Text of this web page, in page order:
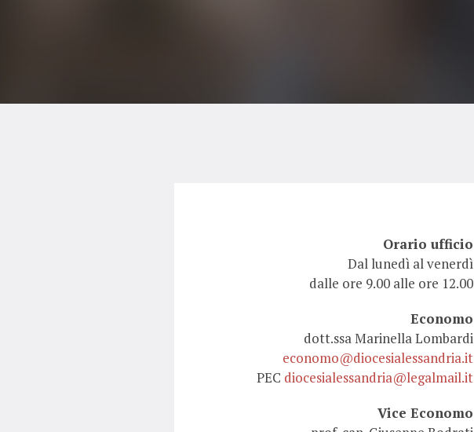
Orario ufficio
Dal lunedì al venerdì
dalle ore 9.00 alle ore 12.00
Economo
dott.ssa Marinella Lombardi
economo@diocesialessandria.it
PEC diocesialessandria@legalmail.it
Vice Economo